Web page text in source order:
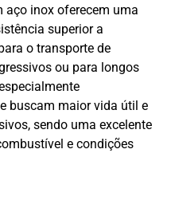
aço inox oferecem uma
superior a
o transporte de
ou para longos
buscam maior vida útil e
sendo uma excelente
e condições